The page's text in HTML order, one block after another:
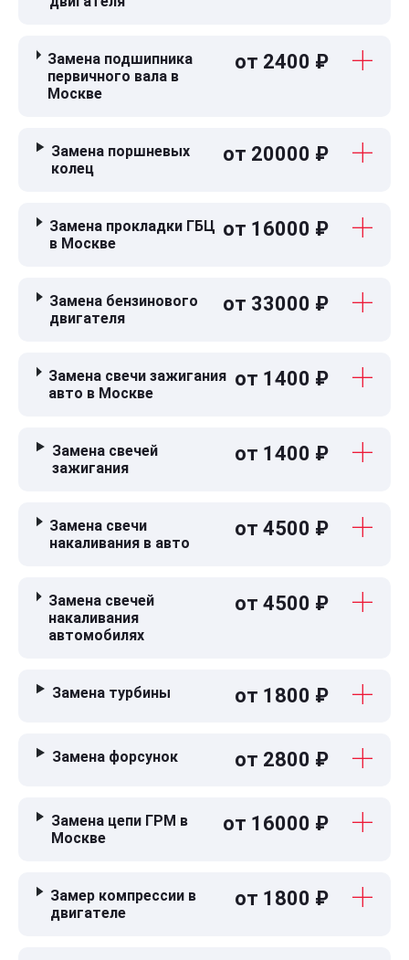
Замена подшипника
первичного вала в
Москве
от 2400 ₽
Замена поршневых
колец
от 20000 ₽
Замена прокладки ГБЦ
в Москве
от 16000 ₽
Замена бензинового
двигателя
от 33000 ₽
Замена свечи зажигания
авто в Москве
от 1400 ₽
Замена свечей
зажигания
от 1400 ₽
Замена свечи
накаливания в авто
от 4500 ₽
Замена свечей
накаливания
автомобилях
от 4500 ₽
Замена турбины от 1800 ₽
Замена форсунок от 2800 ₽
Замена цепи ГРМ в
Москве
от 16000 ₽
Замер компрессии в
двигателе
от 1800 ₽